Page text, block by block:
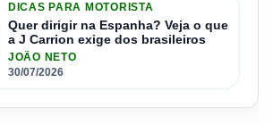
DICAS PARA MOTORISTA
Quer dirigir na Espanha? Veja o que
a J Carrion exige dos brasileiros
JOÃO NETO
30/07/2026